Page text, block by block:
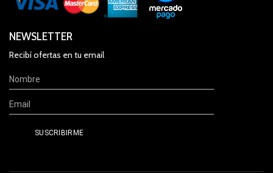
NEWSLETTER
Recibí ofertas en tu email